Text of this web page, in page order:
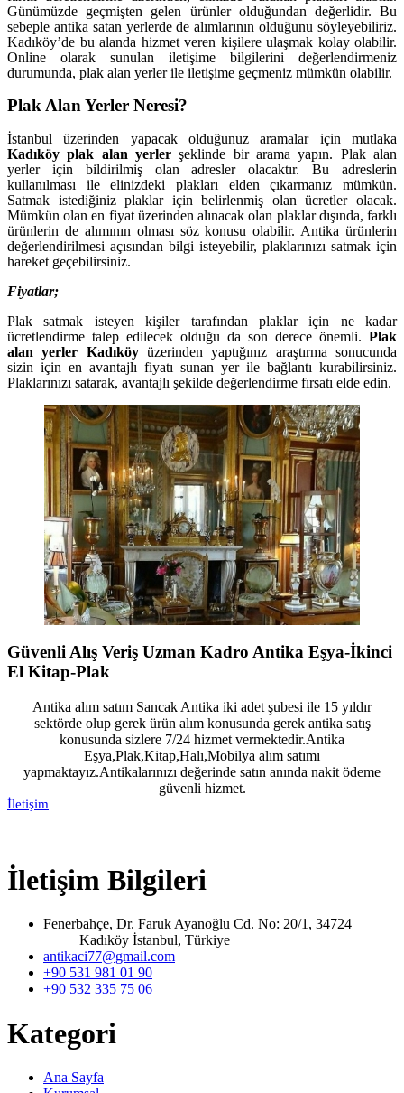
Günümüzde geçmişten gelen ürünler olduğundan değerlidir. Bu
sebeple antika satan yerlerde de alımlarının olduğunu söyleyebiliriz.
Kadıköy’de bu alanda hizmet veren kişilere ulaşmak kolay olabilir.
Online olarak sunulan iletişime bilgilerini değerlendirmeniz
durumunda, plak alan yerler ile iletişime geçmeniz mümkün olabilir.
Plak Alan Yerler Neresi?
İstanbul üzerinden yapacak olduğunuz aramalar için mutlaka
Kadıköy plak alan yerlerşeklinde bir arama yapın. Plak alan
yerler için bildirilmiş olan adresler olacaktır. Bu adreslerin
kullanılması ile elinizdeki plakları elden çıkarmanız mümkün.
Satmak istediğiniz plaklar için belirlenmiş olan ücretler olacak.
Mümkün olan en fiyat üzerinden alınacak olan plaklar dışında, farklı
ürünlerin de alımının olması söz konusu olabilir. Antika ürünlerin
değerlendirilmesi açısından bilgi isteyebilir, plaklarınızı satmak için
hareket geçebilirsiniz.
Fiyatlar;
Plak satmak isteyen kişiler tarafından plaklar için ne kadar
ücretlendirme talep edilecek olduğu da son derece önemli. Plak
alan yerler Kadıköy üzerinden yaptığınız araştırma sonucunda
sizin için en avantajlı fiyatı sunan yer ile bağlantı kurabilirsiniz.
Plaklarınızı satarak, avantajlı şekilde değerlendirme fırsatı elde edin.
Güvenli Alış Veriş Uzman Kadro Antika Eşya-İkinci
El Kitap-Plak
Antika alım satım Sancak Antika iki adet şubesi ile 15 yıldır
sektörde olup gerek ürün alım konusunda gerek antika satış
konusunda sizlere 7/24 hizmet vermektedir.Antika
Eşya,Plak,Kitap,Halı,Mobilya alım satımı
yapmaktayız.Antikalarınızı değerinde satın anında nakit ödeme
güvenli hizmet.
İletişim
İletişim Bilgileri
Fenerbahçe, Dr. Faruk Ayanoğlu Cd. No: 20/1, 34724
Kadıköy İstanbul, Türkiye
antikaci77@gmail.com
+90 531 981 01 90
+90 532 335 75 06
Kategori
Ana Sayfa